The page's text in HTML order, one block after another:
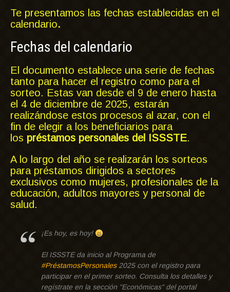
Te presentamos las fechas establecidas en el
calendario.
Fechas del calendario
El documento establece una serie de fechas
tanto para hacer el registro como para el
sorteo. Estas van desde el 9 de enero hasta
el 4 de diciembre de 2025, estarán
realizándose estos procesos al azar, con el
fin de elegir a los beneficiarios para
los préstamos personales del ISSSTE.
A lo largo del año se realizarán los sorteos
para préstamos dirigidos a sectores
exclusivos como mujeres, profesionales de la
educación, adultos mayores y personal de
salud.
¡Es hoy, es hoy!
El ISSSTE da inicio al Programa de
#PréstamosPersonales2025 con el registro para
participar en el primer sorteo. Consulta los detalles y
regístrate en la sección "Económicas" del portal